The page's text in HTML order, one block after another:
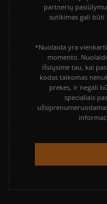
partnerių
sutikimas gali būti
*Nuolaida yra
momento.
išsiųsime tau, kai
kodas taikomas
prekes, ir negali
specialiais